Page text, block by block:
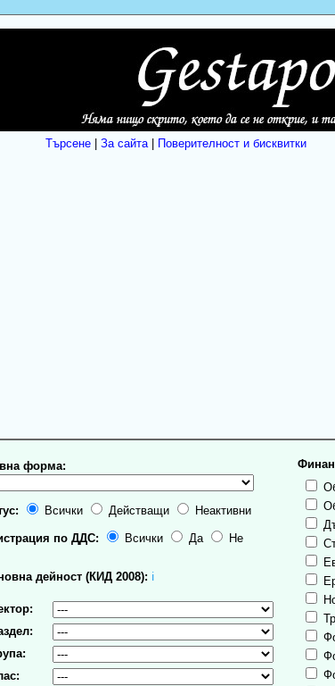
Търсене| За сайта| Поверителност и бисквитки
форма:
Всички Действащи Неактивни
по ДДС: Всички Да Не
дейност (КИД 2008): ℹ